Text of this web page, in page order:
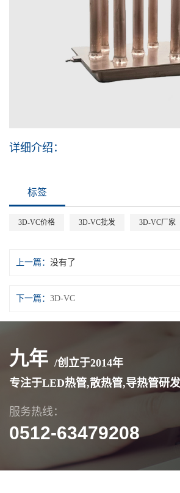
详细介绍：
标签
3D-VC价格 3D-VC批发 3D-VC厂家
上一篇： 没有了
下一篇： 3D-VC
九年 /创立于2014年
专注于LED热管,散热管,导热管研
服务热线：
0512-63479208